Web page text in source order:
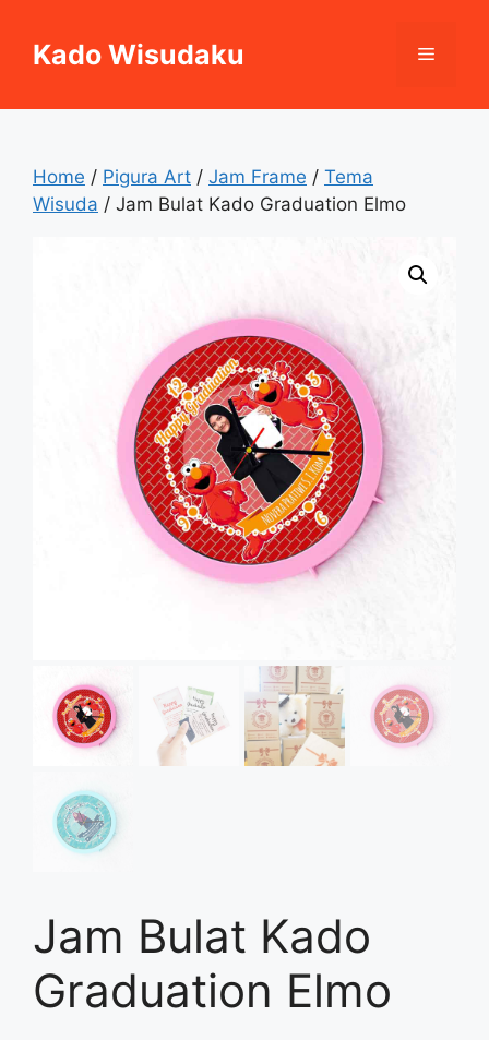
contentKado Wisudaku Menu
Home / Pigura Art / Jam Frame / Tema
Wisuda / Jam Bulat Kado Graduation Elmo
Jam Bulat Kado
Graduation Elmo